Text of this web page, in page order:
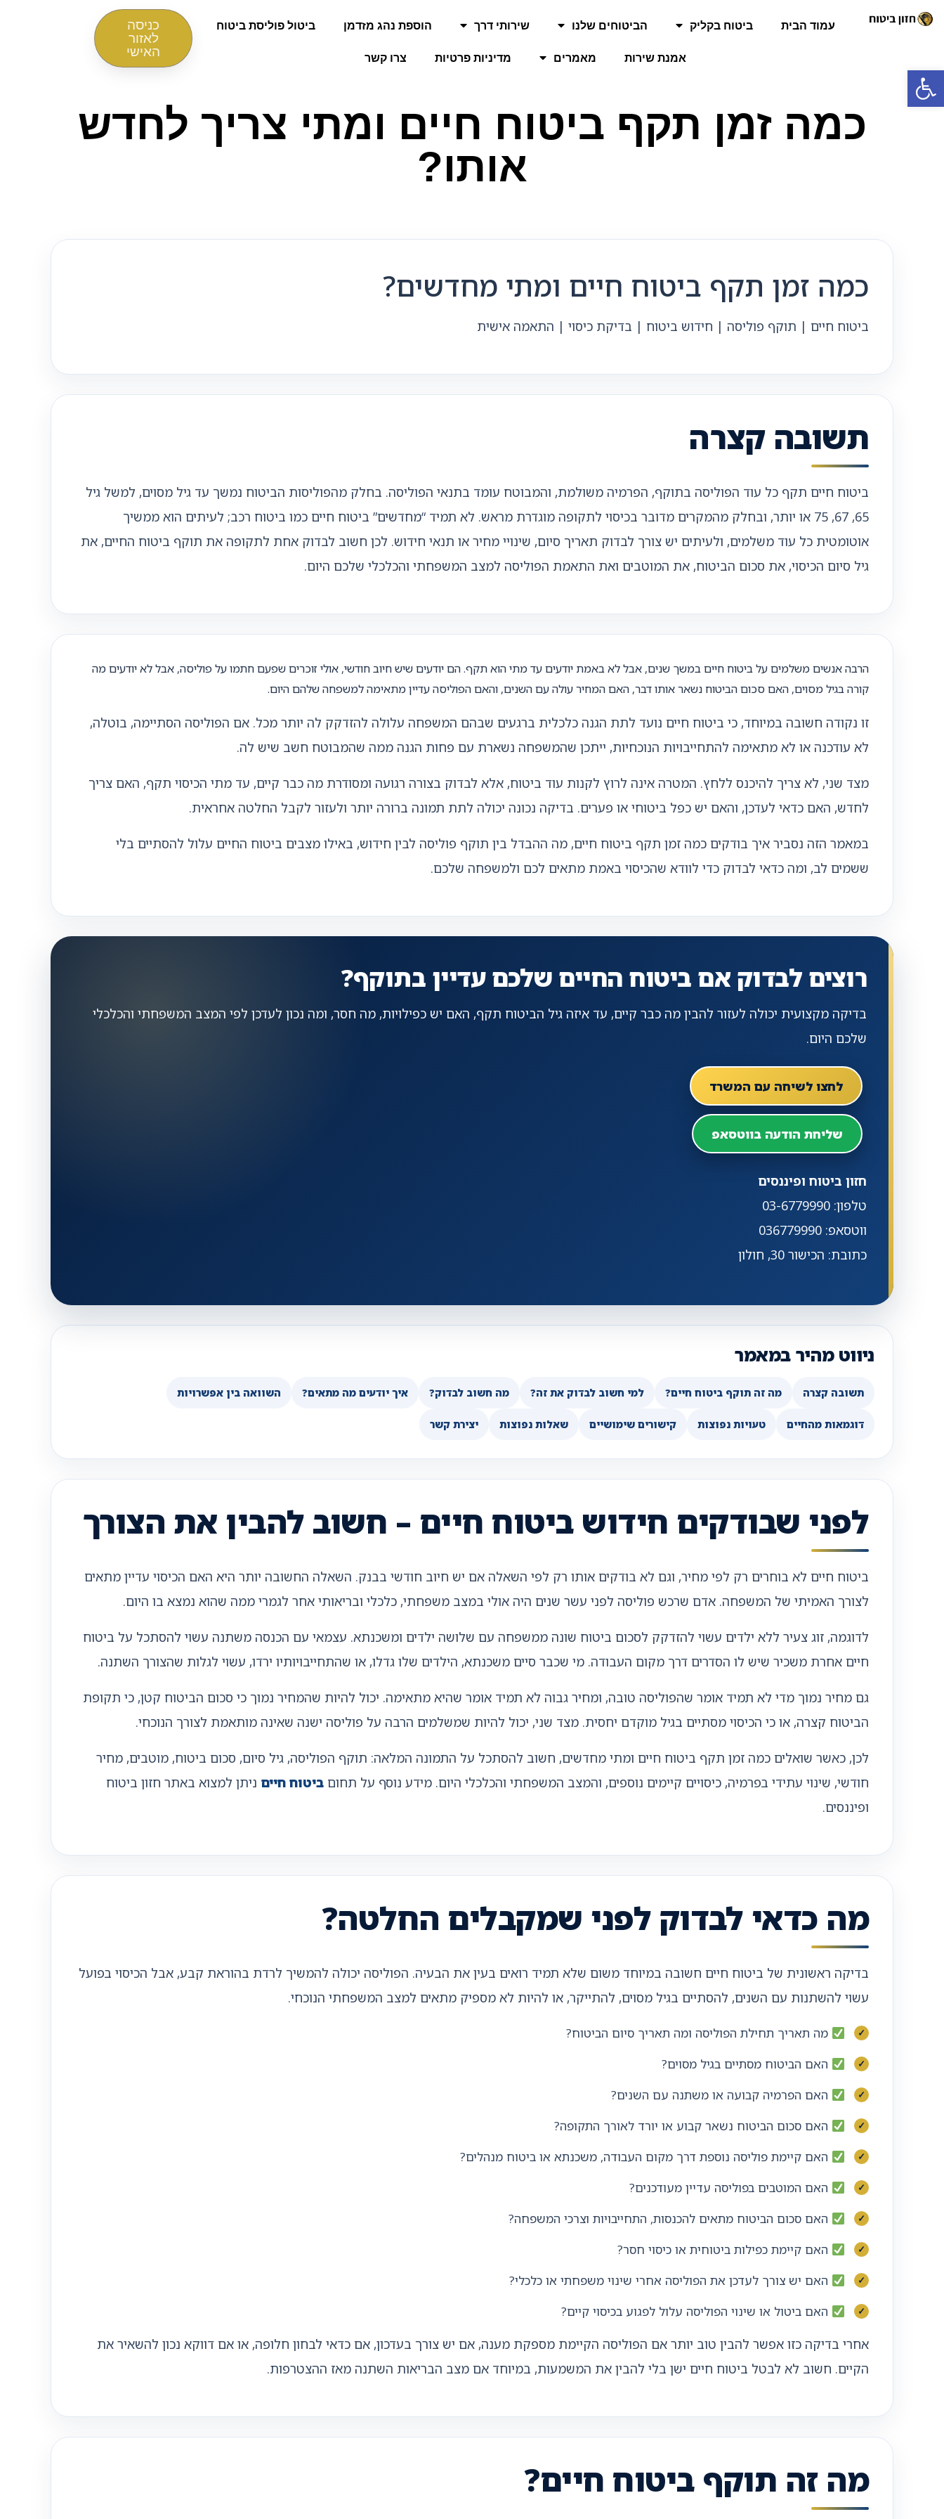
פתח סרגל נגישות
עמוד הבית ביטוח בקליק הביטוחים שלנו שירותי דרך הוספת נהג מזדמן ביטול פוליסת ביטוח
אמנת שירות מאמרים מדיניות פרטיות צרו קשר
כניסה
לאזור
האישי
כמה זמן תקף ביטוח חיים ומתי צריך לחדש
אותו?
כמה זמן תקף ביטוח חיים ומתי מחדשים?
ביטוח חיים | תוקף פוליסה | חידוש ביטוח | בדיקת כיסוי | התאמה אישית
תשובה קצרה
ביטוח חיים תקף כל עוד הפוליסה בתוקף, הפרמיה משולמת, והמבוטח עומד בתנאי הפוליסה. בחלק מהפוליסות הביטוח נמשך עד גיל מסוים, למשל גיל
65, 67, 75 או יותר, ובחלק מהמקרים מדובר בכיסוי לתקופה מוגדרת מראש. לא תמיד “מחדשים” ביטוח חיים כמו ביטוח רכב; לעיתים הוא ממשיך
אוטומטית כל עוד משלמים, ולעיתים יש צורך לבדוק תאריך סיום, שינויי מחיר או תנאי חידוש. לכן חשוב לבדוק אחת לתקופה את תוקף ביטוח החיים, את
גיל סיום הכיסוי, את סכום הביטוח, את המוטבים ואת התאמת הפוליסה למצב המשפחתי והכלכלי שלכם היום.
הרבה אנשים משלמים על ביטוח חיים במשך שנים, אבל לא באמת יודעים עד מתי הוא תקף. הם יודעים שיש חיוב חודשי, אולי זוכרים שפעם חתמו על פוליסה, אבל לא יודעים מה
קורה בגיל מסוים, האם סכום הביטוח נשאר אותו דבר, האם המחיר עולה עם השנים, והאם הפוליסה עדיין מתאימה למשפחה שלהם היום.
זו נקודה חשובה במיוחד, כי ביטוח חיים נועד לתת הגנה כלכלית ברגעים שבהם המשפחה עלולה להזדקק לה יותר מכל. אם הפוליסה הסתיימה, בוטלה,
לא עודכנה או לא מתאימה להתחייבויות הנוכחיות, ייתכן שהמשפחה נשארת עם פחות הגנה ממה שהמבוטח חשב שיש לה.
מצד שני, לא צריך להיכנס ללחץ. המטרה אינה לרוץ לקנות עוד ביטוח, אלא לבדוק בצורה רגועה ומסודרת מה כבר קיים, עד מתי הכיסוי תקף, האם צריך
לחדש, האם כדאי לעדכן, והאם יש כפל ביטוחי או פערים. בדיקה נכונה יכולה לתת תמונה ברורה יותר ולעזור לקבל החלטה אחראית.
במאמר הזה נסביר איך בודקים כמה זמן תקף ביטוח חיים, מה ההבדל בין תוקף פוליסה לבין חידוש, באילו מצבים ביטוח החיים עלול להסתיים בלי
ששמים לב, ומה כדאי לבדוק כדי לוודא שהכיסוי באמת מתאים לכם ולמשפחה שלכם.
רוצים לבדוק אם ביטוח החיים שלכם עדיין בתוקף?
בדיקה מקצועית יכולה לעזור להבין מה כבר קיים, עד איזה גיל הביטוח תקף, האם יש כפילויות, מה חסר, ומה נכון לעדכן לפי המצב המשפחתי והכלכלי
שלכם היום.
לחצו לשיחה עם המשרד
שליחת הודעה בווטסאפ
חזון ביטוח ופיננסים
טלפון: 03-6779990
ווטסאפ: 036779990
כתובת: הכישור 30, חולון
ניווט מהיר במאמר
תשובה קצרה מה זה תוקף ביטוח חיים? למי חשוב לבדוק את זה? מה חשוב לבדוק? איך יודעים מה מתאים? השוואה בין אפשרויות
דוגמאות מהחיים טעויות נפוצות קישורים שימושיים שאלות נפוצות יצירת קשר
לפני שבודקים חידוש ביטוח חיים – חשוב להבין את הצורך
ביטוח חיים לא בוחרים רק לפי מחיר, וגם לא בודקים אותו רק לפי השאלה אם יש חיוב חודשי בבנק. השאלה החשובה יותר היא האם הכיסוי עדיין מתאים
לצורך האמיתי של המשפחה. אדם שרכש פוליסה לפני עשר שנים היה אולי במצב משפחתי, כלכלי ובריאותי אחר לגמרי ממה שהוא נמצא בו היום.
לדוגמה, זוג צעיר ללא ילדים עשוי להזדקק לסכום ביטוח שונה ממשפחה עם שלושה ילדים ומשכנתא. עצמאי עם הכנסה משתנה עשוי להסתכל על ביטוח
חיים אחרת משכיר שיש לו הסדרים דרך מקום העבודה. מי שכבר סיים משכנתא, הילדים שלו גדלו, או שהתחייבויותיו ירדו, עשוי לגלות שהצורך השתנה.
גם מחיר נמוך מדי לא תמיד אומר שהפוליסה טובה, ומחיר גבוה לא תמיד אומר שהיא מתאימה. יכול להיות שהמחיר נמוך כי סכום הביטוח קטן, כי תקופת
הביטוח קצרה, או כי הכיסוי מסתיים בגיל מוקדם יחסית. מצד שני, יכול להיות שמשלמים הרבה על פוליסה ישנה שאינה מותאמת לצורך הנוכחי.
לכן, כאשר שואלים כמה זמן תקף ביטוח חיים ומתי מחדשים, חשוב להסתכל על התמונה המלאה: תוקף הפוליסה, גיל סיום, סכום ביטוח, מוטבים, מחיר
חודשי, שינוי עתידי בפרמיה, כיסויים קיימים נוספים, והמצב המשפחתי והכלכלי היום. מידע נוסף על תחום ביטוח חיים ניתן למצוא באתר חזון ביטוח
ופיננסים.
מה כדאי לבדוק לפני שמקבלים החלטה?
בדיקה ראשונית של ביטוח חיים חשובה במיוחד משום שלא תמיד רואים בעין את הבעיה. הפוליסה יכולה להמשיך לרדת בהוראת קבע, אבל הכיסוי בפועל
עשוי להשתנות עם השנים, להסתיים בגיל מסוים, להתייקר, או להיות לא מספיק מתאים למצב המשפחתי הנוכחי.
מה תאריך תחילת הפוליסה ומה תאריך סיום הביטוח?
האם הביטוח מסתיים בגיל מסוים?
האם הפרמיה קבועה או משתנה עם השנים?
האם סכום הביטוח נשאר קבוע או יורד לאורך התקופה?
האם קיימת פוליסה נוספת דרך מקום העבודה, משכנתא או ביטוח מנהלים?
האם המוטבים בפוליסה עדיין מעודכנים?
האם סכום הביטוח מתאים להכנסות, התחייבויות וצרכי המשפחה?
האם קיימת כפילות ביטוחית או כיסוי חסר?
האם יש צורך לעדכן את הפוליסה אחרי שינוי משפחתי או כלכלי?
האם ביטול או שינוי הפוליסה עלול לפגוע בכיסוי קיים?
אחרי בדיקה כזו אפשר להבין טוב יותר אם הפוליסה הקיימת מספקת מענה, אם יש צורך בעדכון, אם כדאי לבחון חלופה, או אם דווקא נכון להשאיר את
הקיים. חשוב לא לבטל ביטוח חיים ישן בלי להבין את המשמעות, במיוחד אם מצב הבריאות השתנה מאז ההצטרפות.
מה זה תוקף ביטוח חיים?